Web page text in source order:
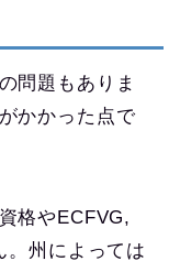
問題もありま
かかった点で
格やECFVG,
。州によっては